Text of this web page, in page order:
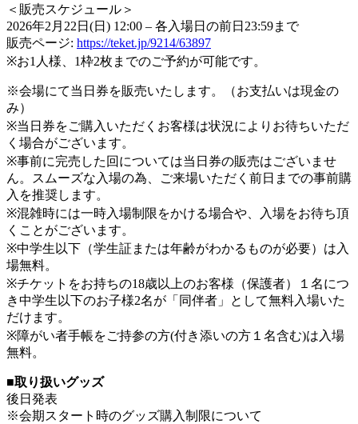
＜販売スケジュール＞
2026年2月22日(日) 12:00 – 各入場日の前日23:59まで
販売ページ: https://teket.jp/9214/63897
※お1人様、1枠2枚までのご予約が可能です。
※会場にて当日券を販売いたします。（お支払いは現金の
み）
※当日券をご購入いただくお客様は状況によりお待ちいただ
く場合がございます。
※事前に完売した回については当日券の販売はございませ
ん。スムーズな入場の為、ご来場いただく前日までの事前購
入を推奨します。
※混雑時には一時入場制限をかける場合や、入場をお待ち頂
くことがございます。
※中学生以下（学生証または年齢がわかるものが必要）は入
場無料。
※チケットをお持ちの18歳以上のお客様（保護者）１名につ
き中学生以下のお子様2名が「同伴者」として無料入場いた
だけます。
※障がい者手帳をご持参の方(付き添いの方１名含む)は入場
無料。
■取り扱いグッズ
後日発表
※会期スタート時のグッズ購入制限について